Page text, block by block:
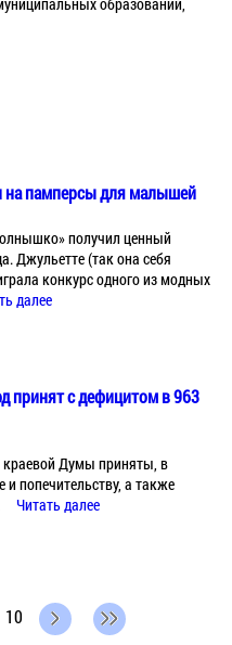
на памперсы для малышей
получил ценный
Джульетте (так она себя
конкурс одного из модных
далее
принят с дефицитом в 963
краевой Думы приняты, в
попечительству, а также
Читать далее
10